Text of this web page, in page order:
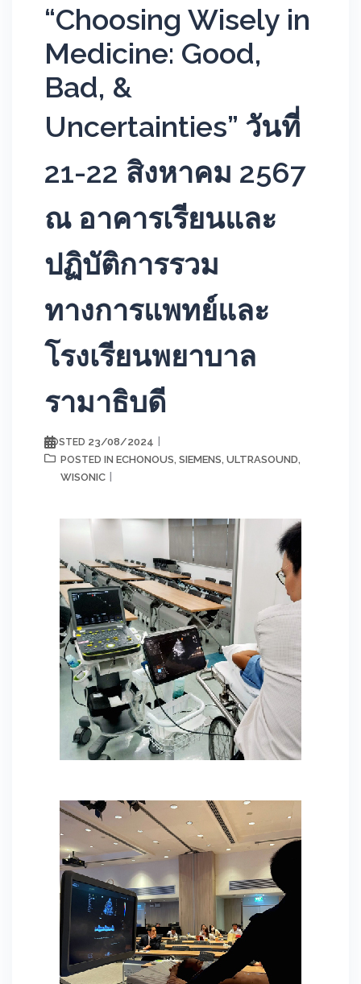
“Choosing Wisely in
Medicine: Good,
Bad, &
Uncertainties” วันที่
21-22 สิงหาคม 2567
ณ อาคารเรียนและ
ปฏิบัติการรวม
ทางการแพทย์และ
โรงเรียนพยาบาล
รามาธิบดี
POSTED 23/08/2024
POSTED IN ECHONOUS, SIEMENS, ULTRASOUND,
WISONIC